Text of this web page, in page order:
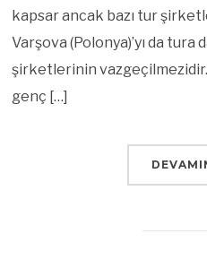
kapsar ancak bazı tur
Varşova (Polonya)’yı da
şirketlerinin
genç […]